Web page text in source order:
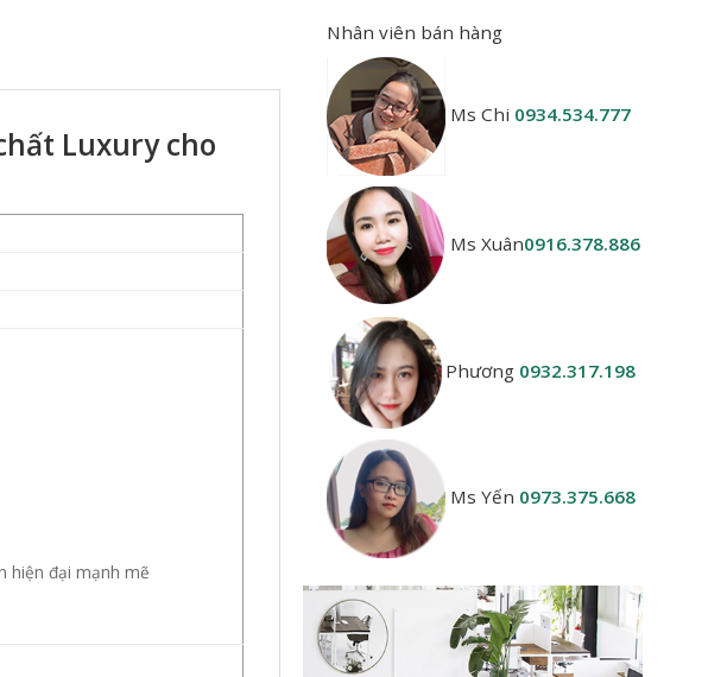
Luxury cho
hiện đại mạnh mẽ
Nhân viên bán hàng
Ms Chi 0934.534.777
Ms Xuân0916.378.886
Phương 0932.317.198
Ms Yến 0973.375.668